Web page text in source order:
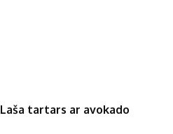
Laša tartars ar avokado